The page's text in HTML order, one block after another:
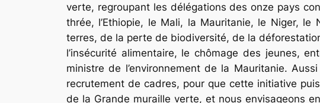
verte, re­groupant les délégations des onze pays
thrée, l’Ethiopie, le Mali, la Mauritanie, le Niger,
terres, de la perte de biodiversité, de la
l’insécurité alimentaire, le chômage des jeunes,
ministre de l’en­viron­nement de la Mau­ritanie.
recrutement de cadres, pour que cette initiative
de la Grande muraille verte, et nous envisageons